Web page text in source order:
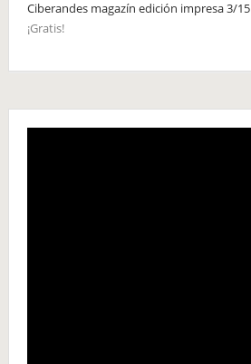
Ciberandes magazín edición impresa 3/15
¡Gratis!